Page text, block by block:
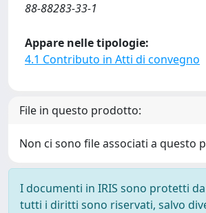
88-88283-33-1
Appare nelle tipologie:
4.1 Contributo in Atti di convegno
File in questo prodotto:
Non ci sono file associati a questo
I documenti in IRIS sono protetti
tutti i diritti sono riservati, salvo